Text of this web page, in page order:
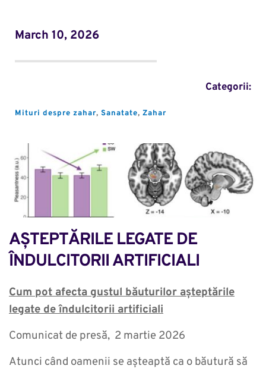
March 10, 2026
Categorii:
Mituri despre zahar, Sanatate, Zahar
AȘTEPTĂRILE LEGATE DE
ÎNDULCITORII ARTIFICIALI
Cum pot afecta gustul băuturilor așteptările
legate de îndulcitorii artificiali
Comunicat de presă, 2 martie 2026
Atunci când oamenii se așteaptă ca o băutură să